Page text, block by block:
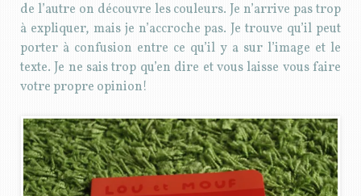
de l’autre on découvre les couleurs. Je n’arrive pas trop
à expliquer, mais je n’accroche pas. Je trouve qu’il peut
porter à confusion entre ce qu’il y a sur l’image et le
texte. Je ne sais trop qu’en dire et vous laisse vous faire
votre propre opinion!